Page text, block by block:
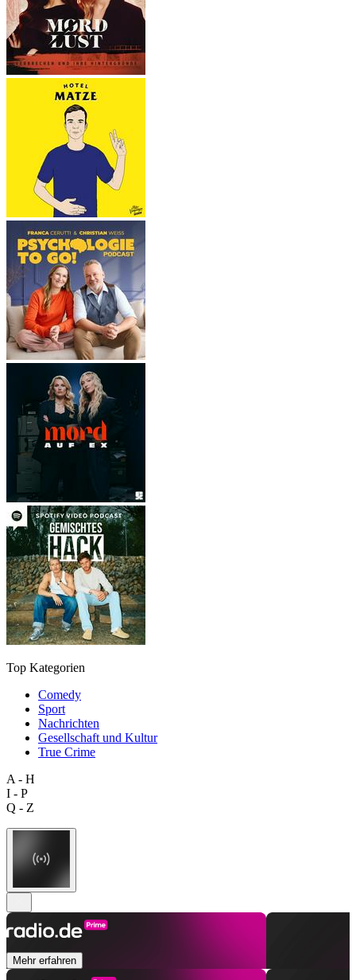
Top Kategorien
Comedy
Sport
Nachrichten
Gesellschaft und Kultur
True Crime
A - H
I - P
Q - Z
Mehr erfahren